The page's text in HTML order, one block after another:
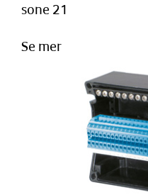
sone 21
Se mer